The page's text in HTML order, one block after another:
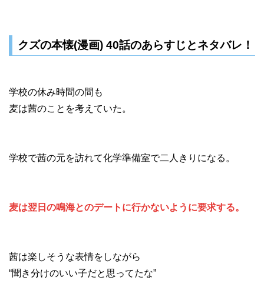
クズの本懐(漫画) 40話のあらすじとネタバレ！
学校の休み時間の間も
麦は茜のことを考えていた。
学校で茜の元を訪れて化学準備室で二人きりになる。
麦は翌日の鳴海とのデートに行かないように要求する。
茜は楽しそうな表情をしながら
“聞き分けのいい子だと思ってたな”